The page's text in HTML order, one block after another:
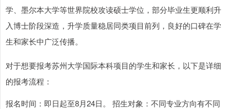
学、墨尔本大学等世界院校攻读硕士学位，部分毕业生更顺利升
入博士阶段深造，升学质量稳居同类项目前列，良好的口碑在学
生和家长中广泛传播。
对于想要报考苏州大学国际本科项目的学生和家长，以下是详细
的报考流程：
报名时间：即日起至8月24日。 招生对象：不同专业方向有不同